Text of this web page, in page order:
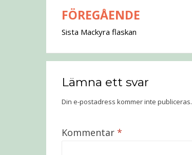
Inläggsnavigering
FÖREGÅENDE
Sista Mackyra flaskan
Lämna ett svar
Din e-postadress kommer inte publiceras.
Kommentar *